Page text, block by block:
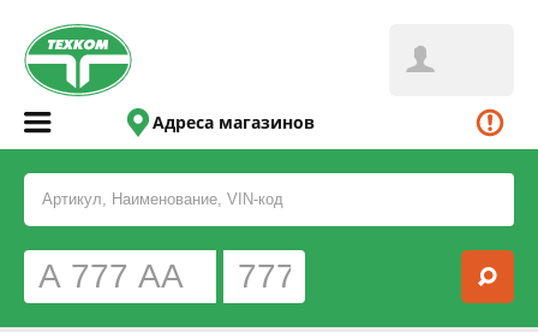
Адреса магазинов